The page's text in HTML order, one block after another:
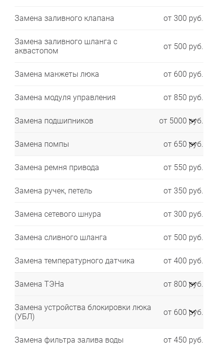
Замена заливного клапана от 300 руб.
Замена заливного шланга с
аквастопом
от 500 руб.
Замена манжеты люка от 600 руб.
Замена модуля управления от 850 руб.
Замена подшипников от 5000 руб.
Замена помпы от 650 руб.
Замена ремня привода от 550 руб.
Замена ручек, петель от 350 руб.
Замена сетевого шнура от 300 руб.
Замена сливного шланга от 500 руб.
Замена температурного датчика от 400 руб.
Замена ТЭНа от 800 руб.
Замена устройства блокировки люка
(УБЛ)
от 600 руб.
Замена фильтра залива воды от 450 руб.